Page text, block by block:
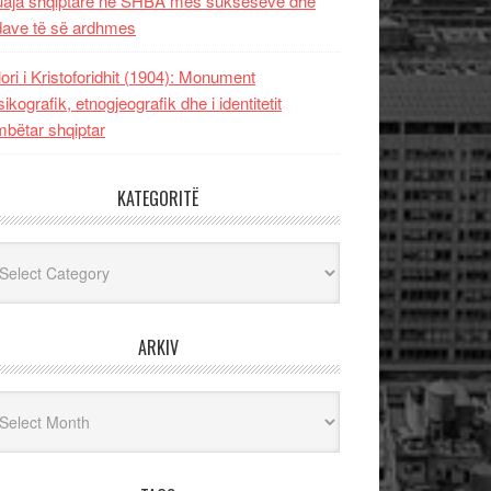
të së ardhmes
i Kristoforidhit (1904): Monument
etnogjeografik dhe i identitetit
shqiptar
KATEGORITË
ARKIV